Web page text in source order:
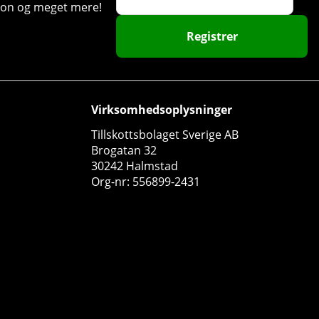
og meget mere!
Registrer
Virksomhedsoplysninger
Tillskottsbolaget Sverige AB
Brogatan 32
30242 Halmstad
Org-nr: 556899-2431